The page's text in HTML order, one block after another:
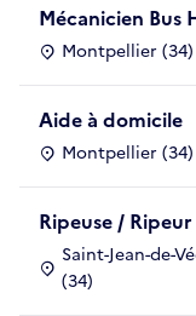
Mécanicien Bus
Montpellier (34)
Aide à domicile
Montpellier (34)
Ripeuse / Ripeur
Saint-Jean-de-
(34)